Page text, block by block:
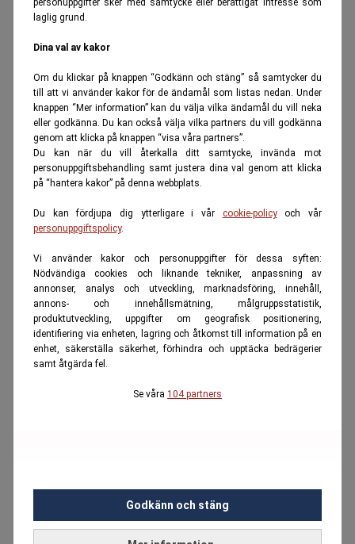
personuppgifter sker med samtycke eller berättigat intresse som
laglig grund.
Dina val av kakor
Om du klickar på knappen “Godkänn och stäng” så samtycker du
till att vi använder kakor för de ändamål som listas nedan. Under
knappen “Mer information” kan du välja vilka ändamål du vill neka
eller godkänna. Du kan också välja vilka partners du vill godkänna
genom att klicka på knappen “visa våra partners”.
Du kan när du vill återkalla ditt samtycke, invända mot
personuppgiftsbehandling samt justera dina val genom att klicka
på “hantera kakor” på denna webbplats.
Du kan fördjupa dig ytterligare i vår cookie-policyoch vår
personuppgiftspolicy.
Vi använder kakor och personuppgifter för dessa syften:
Nödvändiga cookies och liknande tekniker, anpassning av
annonser, analys och utveckling, marknadsföring, innehåll,
annons- och innehållsmätning, målgruppsstatistik,
produktutveckling, uppgifter om geografisk positionering,
identifiering via enheten, lagring och åtkomst till information på en
enhet, säkerställa säkerhet, förhindra och upptäcka bedrägerier
samt åtgärda fel.
Se våra 104 partners
Godkänn och stäng